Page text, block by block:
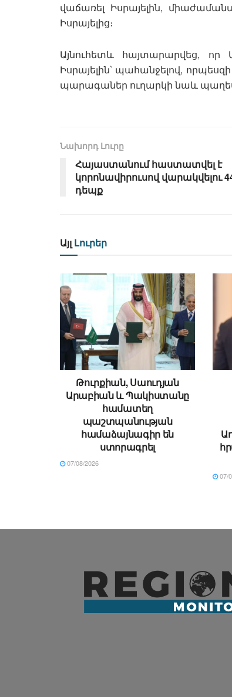
վաճառել Իսրայելին,
Իսրայելից։
Այնուհետև հայտարարվեց,
Իսրայելին՝ պահանջելով,
պարագաներ ուղարկի նաև
Նախորդ Լուրը
Հայաստանում հաստատվել է
կորոնավիրուսով վարակվելու
դեպք
Այլ Լուրեր
Թուրքիան, Սաուդյան
Արաբիան և Պակիստանը
համատեղ
պաշտպանության
համաձայնագիր են
ստորագրել
07/08/2026
07/